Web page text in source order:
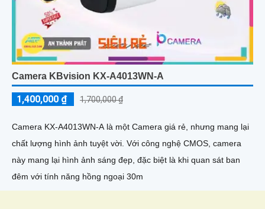
Camera KBvision KX-A4013WN-A
1,400,000 ₫ 1,700,000 ₫
Camera KX-A4013WN-A là một Camera giá rẻ, nhưng mang lại
chất lượng hình ảnh tuyệt vời. Với công nghệ CMOS, camera
này mang lại hình ảnh sáng đẹp, đặc biệt là khi quan sát ban
đêm với tính năng hồng ngoại 30m